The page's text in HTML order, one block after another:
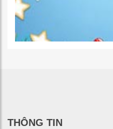
THÔNG TIN